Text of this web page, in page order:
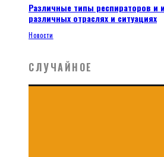
Различные типы респираторов и
различных отраслях и ситуациях
Новости
СЛУЧАЙНОЕ